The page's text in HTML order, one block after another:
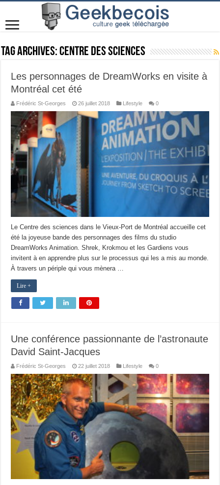
Tag Archives:Centre des sciences
Les personnages de DreamWorks en visite à
Montréal cet été
Frédéric St-Georges 26 juillet 2018 Lifestyle 0
Le Centre des sciences dans le Vieux-Port de Montréal accueille cet
été la joyeuse bande des personnages des films du studio
DreamWorks Animation. Shrek, Krokmou et les Gardiens vous
invitent à en apprendre plus sur le processus qui les a mis au monde.
À travers un périple qui vous mènera …
Lire +
Une conférence passionnante de l’astronaute
David Saint-Jacques
Frédéric St-Georges 22 juillet 2018 Lifestyle 0